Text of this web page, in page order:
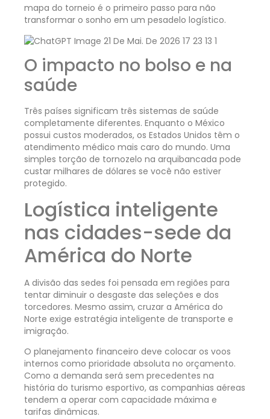
mapa do torneio é o primeiro passo para não
transformar o sonho em um pesadelo logístico.
O impacto no bolso e na
saúde
Três países significam três sistemas de saúde
completamente diferentes. Enquanto o México
possui custos moderados, os Estados Unidos têm o
atendimento médico mais caro do mundo. Uma
simples torção de tornozelo na arquibancada pode
custar milhares de dólares se você não estiver
protegido.
Logística inteligente
nas cidades-sede da
América do Norte
A divisão das sedes foi pensada em regiões para
tentar diminuir o desgaste das seleções e dos
torcedores. Mesmo assim, cruzar a América do
Norte exige estratégia inteligente de transporte e
imigração.
O planejamento financeiro deve colocar os voos
internos como prioridade absoluta no orçamento.
Como a demanda será sem precedentes na
história do turismo esportivo, as companhias aéreas
tendem a operar com capacidade máxima e
tarifas dinâmicas.